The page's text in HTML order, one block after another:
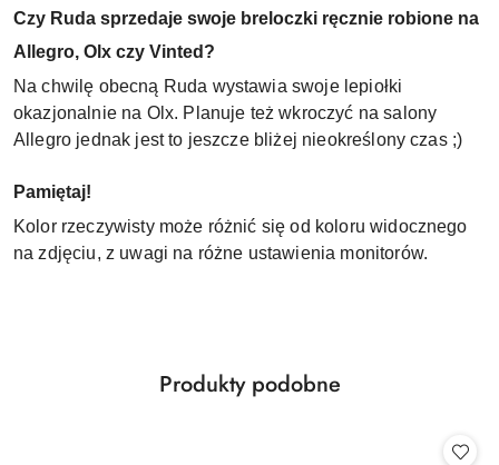
Czy Ruda sprzedaje swoje breloczki ręcznie robione na
Allegro, Olx czy Vinted?
Na chwilę obecną Ruda wystawia swoje lepiołki
okazjonalnie na Olx. Planuje też wkroczyć na salony
Allegro jednak jest to jeszcze bliżej nieokreślony czas ;)
Pamiętaj!
Kolor rzeczywisty może różnić się od koloru widocznego
na zdjęciu, z uwagi na różne ustawienia monitorów.
Pomiń karuzelę produktów
Produkty
Produkty podobne